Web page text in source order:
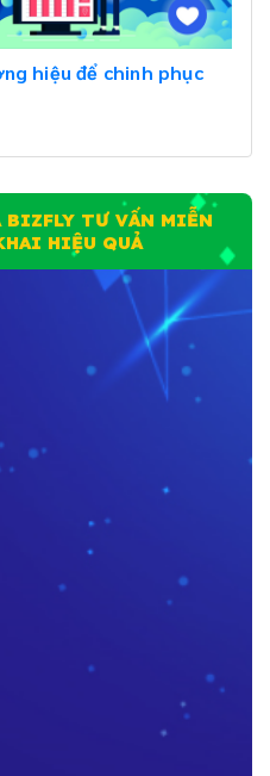
hiệu để chinh phục
BIZFLY TƯ VẤN MIỄN
HIỆU QUẢ